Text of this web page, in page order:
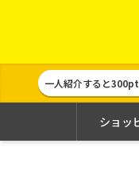
一人紹介すると
ショッ